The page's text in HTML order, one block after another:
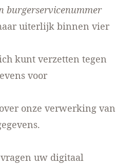
burgerservicenummer
uiterlijk binnen vier
kunt verzetten tegen
voor
onze verwerking van
uw digitaal